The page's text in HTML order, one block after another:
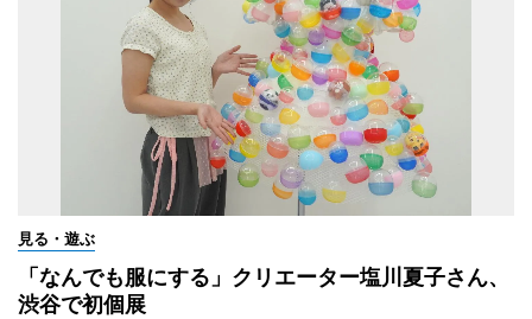
見る・遊ぶ
「なんでも服にする」クリエーター塩川夏子さん、
渋谷で初個展